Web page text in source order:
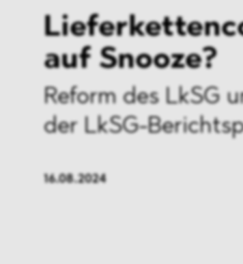
auf Snooze?
Reform des LkSG
der LkSG-
16.08.2024